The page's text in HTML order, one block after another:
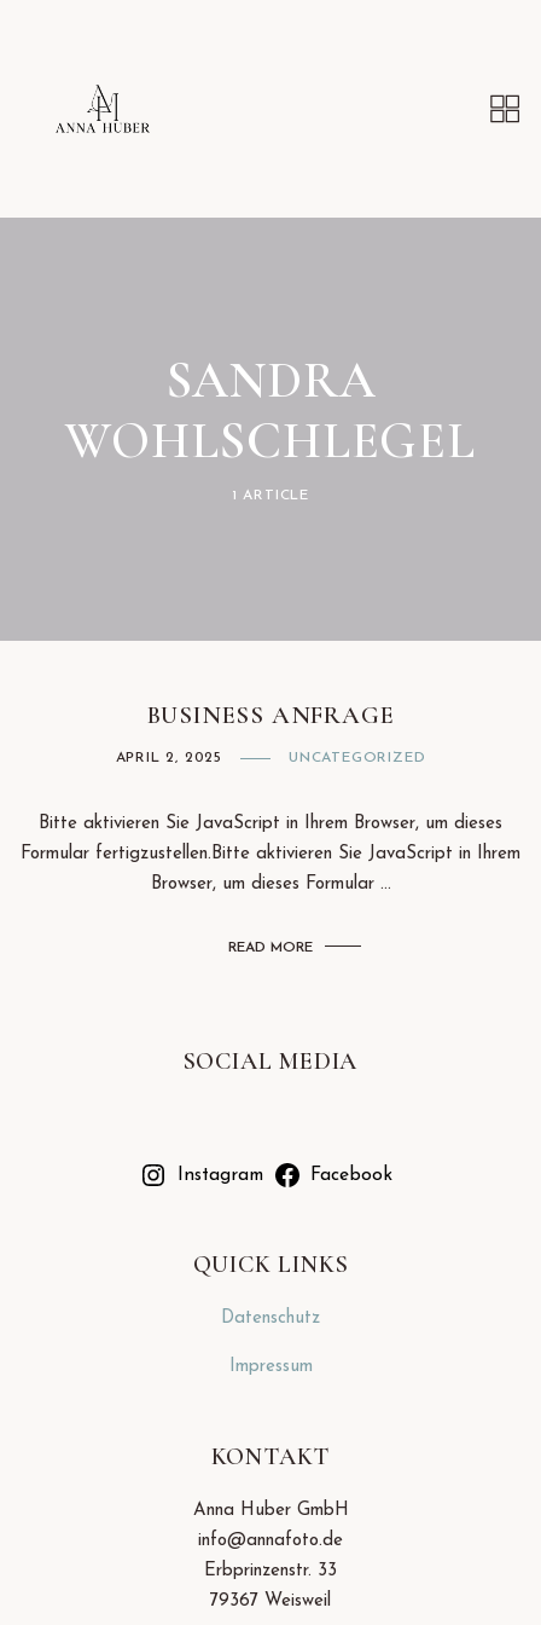
SANDRA
WOHLSCHLEGEL
1 ARTICLE
BUSINESS ANFRAGE
APRIL 2, 2025 UNCATEGORIZED
Bitte aktivieren Sie JavaScript in Ihrem Browser, um dieses
Formular fertigzustellen.Bitte aktivieren Sie JavaScript in Ihrem
Browser, um dieses Formular ...
READ MORE
SOCIAL MEDIA
Instagram Facebook
QUICK LINKS
Datenschutz
Impressum
KONTAKT
Anna Huber GmbH
info@annafoto.de
Erbprinzenstr. 33
79367 Weisweil